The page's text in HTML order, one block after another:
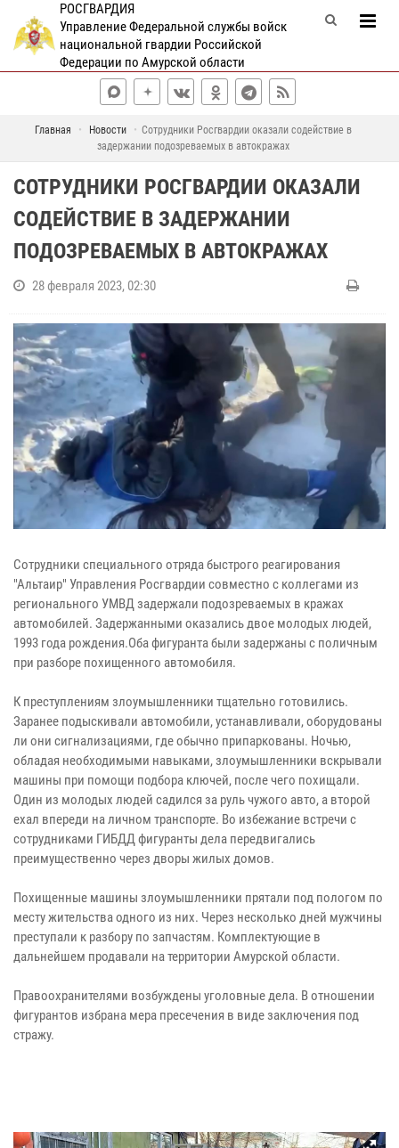
РОСГВАРДИЯ
Управление Федеральной службы войск
национальной гвардии Российской
Федерации по Амурской области
Главная Новости
Сотрудники Росгвардии оказали содействие в
задержании подозреваемых в автокражах
СОТРУДНИКИ РОСГВАРДИИ ОКАЗАЛИ
СОДЕЙСТВИЕ В ЗАДЕРЖАНИИ
ПОДОЗРЕВАЕМЫХ В АВТОКРАЖАХ
28 февраля 2023, 02:30
Сотрудники специального отряда быстрого реагирования
"Альтаир" Управления Росгвардии совместно с коллегами из
регионального УМВД задержали подозреваемых в кражах
автомобилей. Задержанными оказались двое молодых людей,
1993 года рождения.Оба фигуранта были задержаны с поличным
при разборе похищенного автомобиля.
К преступлениям злоумышленники тщательно готовились.
Заранее подыскивали автомобили, устанавливали, оборудованы
ли они сигнализациями, где обычно припаркованы. Ночью,
обладая необходимыми навыками, злоумышленники вскрывали
машины при помощи подбора ключей, после чего похищали.
Один из молодых людей садился за руль чужого авто, а второй
ехал впереди на личном транспорте. Во избежание встречи с
сотрудниками ГИБДД фигуранты дела передвигались
преимущественно через дворы жилых домов.
Похищенные машины злоумышленники прятали под пологом по
месту жительства одного из них. Через несколько дней мужчины
преступали к разбору по запчастям. Комплектующие в
дальнейшем продавали на территории Амурской области.
Правоохранителями возбуждены уголовные дела. В отношении
фигурантов избрана мера пресечения в виде заключения под
стражу.